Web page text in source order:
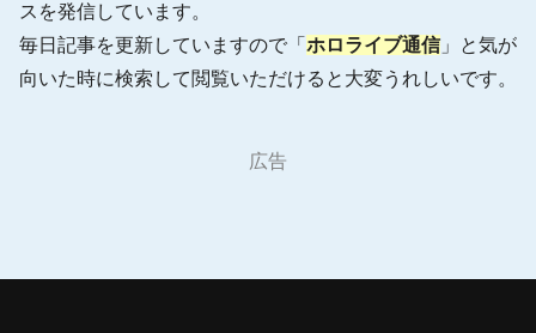
スを発信しています。
毎日記事を更新していますので「 ホロライブ通信 」と気が
向いた時に検索して閲覧いただけると大変うれしいです。
広告